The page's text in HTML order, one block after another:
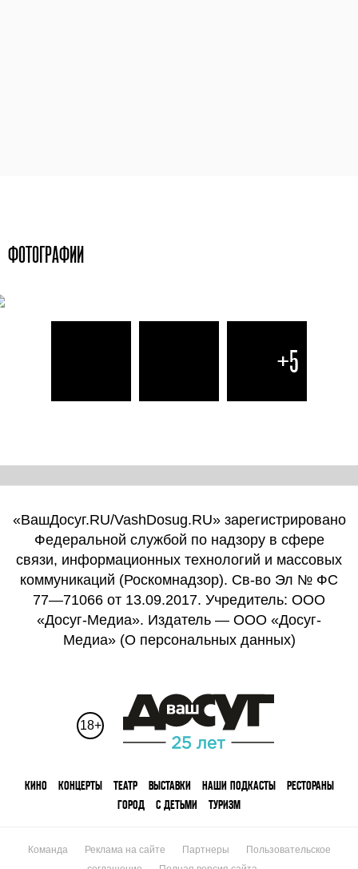
ФОТОГРАФИИ
+5
«ВашДосуг.RU/VashDosug.RU» зарегистрировано
Федеральной службой по надзору в сфере
связи, информационных технологий и массовых
коммуникаций (Роскомнадзор). Св-во Эл № ФС
77—71066 от 13.09.2017. Учредитель: ООО
«Досуг-Медиа». Издатель — ООО «Досуг-
Медиа» (О персональных данных)
18+
КИНО КОНЦЕРТЫ ТЕАТР ВЫСТАВКИ НАШИ ПОДКАСТЫ
РЕСТОРАНЫ
ГОРОД
С ДЕТЬМИ ТУРИЗМ
Команда Реклама на сайте Партнеры
Пользовательское